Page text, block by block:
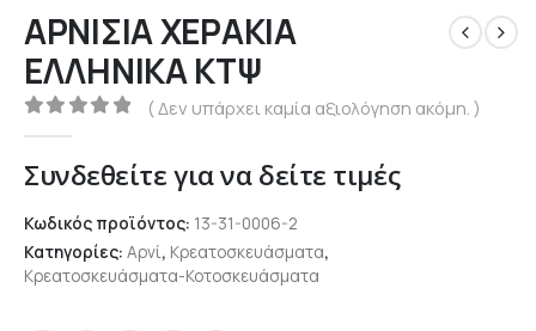
ΑΡΝΙΣΙΑ ΧΕΡΑΚΙΑ
ΕΛΛΗΝΙΚΑ ΚΤΨ
0out of 5
( Δεν υπάρχει καμία αξιολόγηση ακόμη. )
Συνδεθείτε για να δείτε τιμές
Κωδικός προϊόντος: 13-31-0006-2
Κατηγορίες: Αρνί, Κρεατοσκευάσματα,
Κρεατοσκευάσματα-Κοτοσκευάσματα